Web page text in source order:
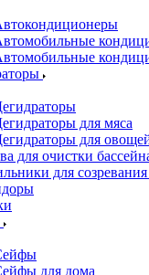
для мяса
для
для очистки
для созревания
для дома